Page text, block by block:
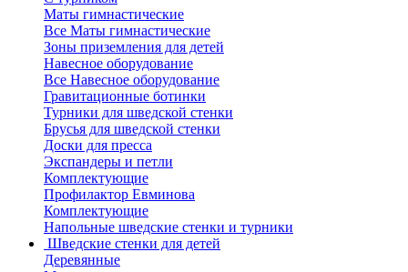
Маты гимнастические
Все Маты гимнастические
Зоны приземления для детей
Навесное оборудование
Все Навесное оборудование
Гравитационные ботинки
Турники для шведской стенки
Брусья для шведской стенки
Доски для пресса
Экспандеры и петли
Комплектующие
Профилактор Евминова
Комплектующие
Напольные шведские стенки и турники
Шведские стенки для детей
Деревянные